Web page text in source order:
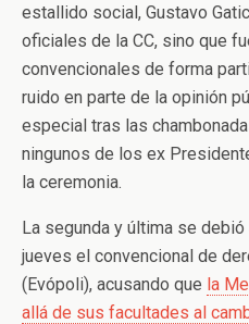
estallido social, Gustavo
oficiales de la CC, sino que
convencionales de forma
ruido en parte de la opinión
especial tras las
ningunos de los ex
la ceremonia.
La segunda y última se
jueves el convencional de
(Evópoli), acusando que la
allá de sus facultades al